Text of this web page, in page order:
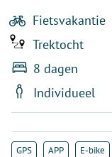
GPS APP E-bike
Fietsvakantie
Trektocht
8 dagen
Individueel